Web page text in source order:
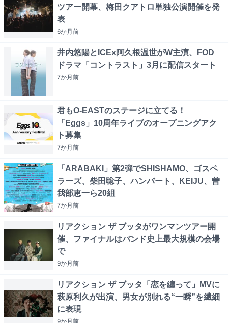
ツアー開幕、梅田クアトロ単独公演開催を発
表
6か月前
井内悠陽とICEx阿久根温世がW主演、FOD
ドラマ「コントラスト」3月に配信スタート
7か月前
君もO-EASTのステージに立てる！
「Eggs」10周年ライブのオープニングアク
ト募集
7か月前
「ARABAKI」第2弾でSHISHAMO、ゴスペ
ラーズ、柴田聡子、ハンバート、KEIJU、曽
我部恵一ら20組
7か月前
リアクション ザ ブッタがワンマンツアー開
催、ファイナルはバンド史上最大規模の会場
で
9か月前
リアクション ザ ブッタ「恋を纏って」MVに
萩原利久が出演、男女が別れる“一瞬”を繊細
に表現
9か月前